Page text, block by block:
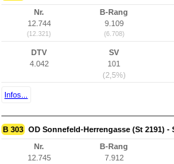
Nr.
12.744
(12.321)
B-Rang
9.109
(6.708)
DTV
4.042
SV
101
(2,5%)
Infos...
B 303 OD Sonnefeld-Herrengasse (St 2191) -
Nr.
12.745
B-Rang
7.912